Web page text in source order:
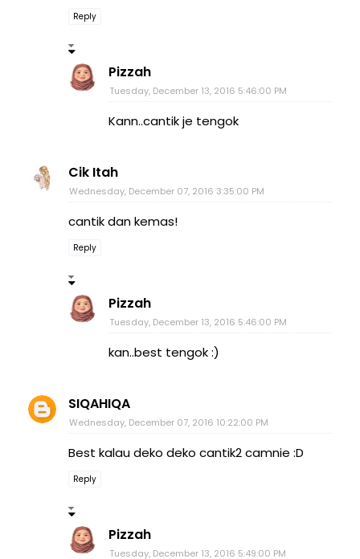
Reply
Pizzah
Tuesday, December 13, 2016 5:46:00 PM
Kann..cantik je tengok
Cik Itah
Wednesday, December 07, 2016 3:35:00 PM
cantik dan kemas!
Reply
Pizzah
Tuesday, December 13, 2016 5:46:00 PM
kan..best tengok :)
SIQAHIQA
Wednesday, December 07, 2016 10:22:00 PM
Best kalau deko deko cantik2 camnie :D
Reply
Pizzah
Tuesday, December 13, 2016 5:49:00 PM